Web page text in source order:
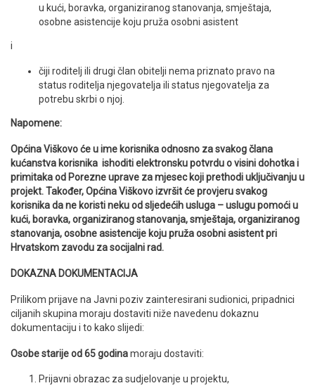
u kući, boravka, organiziranog stanovanja, smještaja,
osobne asistencije koju pruža osobni asistent
i
čiji roditelj ili drugi član obitelji nema priznato pravo na
status roditelja njegovatelja ili status njegovatelja za
potrebu skrbi o njoj.
Napomene:
Općina Viškovo će u ime korisnika odnosno za svakog člana
kućanstva korisnika ishoditi elektronsku potvrdu o visini dohotka i
primitaka od Porezne uprave za mjesec koji prethodi uključivanju u
projekt. Također, Općina Viškovo izvršit će provjeru svakog
korisnika da ne koristi neku od sljedećih usluga – uslugu pomoći u
kući, boravka, organiziranog stanovanja, smještaja, organiziranog
stanovanja, osobne asistencije koju pruža osobni asistent pri
Hrvatskom zavodu za socijalni rad.
DOKAZNA DOKUMENTACIJA
Prilikom prijave na Javni poziv zainteresirani sudionici, pripadnici
ciljanih skupina moraju dostaviti niže navedenu dokaznu
dokumentaciju i to kako slijedi:
Osobe starije od 65 godinamoraju dostaviti:
Prijavni obrazac za sudjelovanje u projektu,